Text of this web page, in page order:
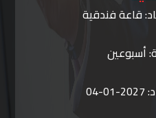
قاعة فندقية
أسبوعين
2027-01-04